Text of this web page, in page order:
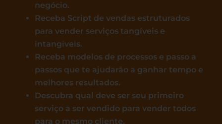
negócio.
Receba Script de vendas estruturados
para vender serviços tangíveis e
intangíveis.
Receba modelos de processos e passo a
passos que te ajudarão a ganhar tempo e
melhores resultados.
Descubra qual deve ser seu primeiro
serviço a ser vendido para vender todos
para o mesmo cliente.